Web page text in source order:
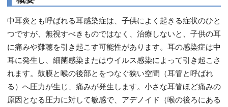
中耳炎とも呼ばれる耳感染症は、子供によく起きる症状のひと
つですが、無視すべきものではなく、治療しないと、子供の耳
に痛みや難聴を引き起こす可能性があります。耳の感染症は中
耳に発生し、細菌感染またはウイルス感染によって引き起こさ
れます。鼓膜と喉の後部とをつなぐ狭い空間（耳管と呼ばれ
る）へ圧力が生じ、痛みが発生します。小さな耳管ほど痛みの
原因となる圧力に対して敏感で、アデノイド（喉の後ろにある